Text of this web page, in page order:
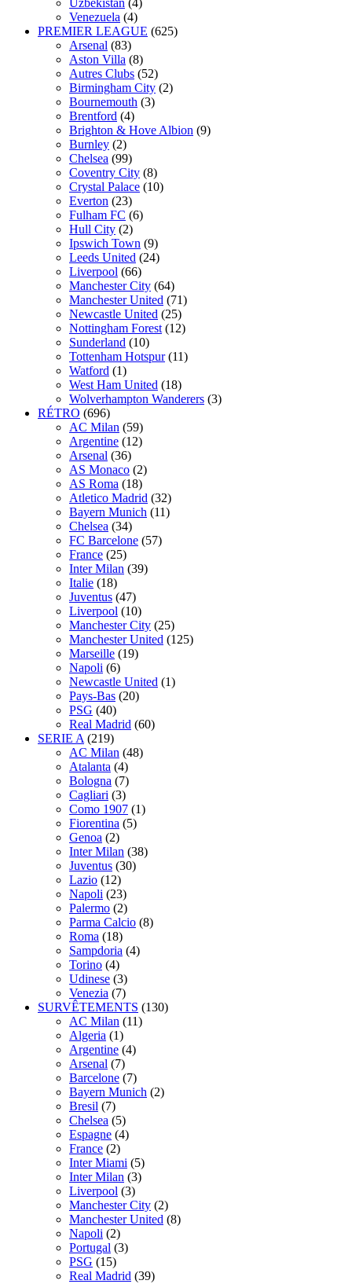
Uzbekistan (4)
Venezuela (4)
PREMIER LEAGUE (625)
Arsenal (83)
Aston Villa (8)
Autres Clubs (52)
Birmingham City (2)
Bournemouth (3)
Brentford (4)
Brighton & Hove Albion (9)
Burnley (2)
Chelsea (99)
Coventry City (8)
Crystal Palace (10)
Everton (23)
Fulham FC (6)
Hull City (2)
Ipswich Town (9)
Leeds United (24)
Liverpool (66)
Manchester City (64)
Manchester United (71)
Newcastle United (25)
Nottingham Forest (12)
Sunderland (10)
Tottenham Hotspur (11)
Watford (1)
West Ham United (18)
Wolverhampton Wanderers (3)
RÉTRO (696)
AC Milan (59)
Argentine (12)
Arsenal (36)
AS Monaco (2)
AS Roma (18)
Atletico Madrid (32)
Bayern Munich (11)
Chelsea (34)
FC Barcelone (57)
France (25)
Inter Milan (39)
Italie (18)
Juventus (47)
Liverpool (10)
Manchester City (25)
Manchester United (125)
Marseille (19)
Napoli (6)
Newcastle United (1)
Pays-Bas (20)
PSG (40)
Real Madrid (60)
SERIE A (219)
AC Milan (48)
Atalanta (4)
Bologna (7)
Cagliari (3)
Como 1907 (1)
Fiorentina (5)
Genoa (2)
Inter Milan (38)
Juventus (30)
Lazio (12)
Napoli (23)
Palermo (2)
Parma Calcio (8)
Roma (18)
Sampdoria (4)
Torino (4)
Udinese (3)
Venezia (7)
SURVÊTEMENTS (130)
AC Milan (11)
Algeria (1)
Argentine (4)
Arsenal (7)
Barcelone (7)
Bayern Munich (2)
Bresil (7)
Chelsea (5)
Espagne (4)
France (2)
Inter Miami (5)
Inter Milan (3)
Liverpool (3)
Manchester City (2)
Manchester United (8)
Napoli (2)
Portugal (3)
PSG (15)
Real Madrid (39)